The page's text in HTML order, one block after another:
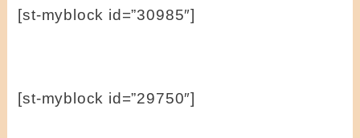
[st-myblock id=”30985″]
[st-myblock id=”29750″]